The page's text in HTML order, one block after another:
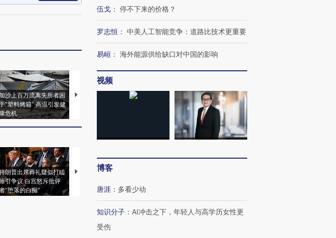
沙上百万流离失所者困
“塑料烤箱” 高温引发健
康危机
视线｜HYROX的吸金
马航飞行员跨国走私7万
粒摇头丸 尿检体内含3种
视线｜被称为“蟑螂”的印
度Z世代 用街头抗争将教
朗普出席葬礼疑似打瞌
引争议 白宫怒斥批评
“堕落的白痴”
视线｜全球最热百城独占
伍戈 ： 停不下来的价格？
罗志恒 ： 中美人工智能竞争：道路比技术更重要
易峘 ： 海外能源供给缺口对中国的影响
视频
博客
唐涯 ： 多看少动
知识分子 ： AI冲击之下，年轻人与高学历女性更
受伤